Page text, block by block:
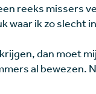
reeks missers
waar ik zo slecht
dan moet
al bewezen.